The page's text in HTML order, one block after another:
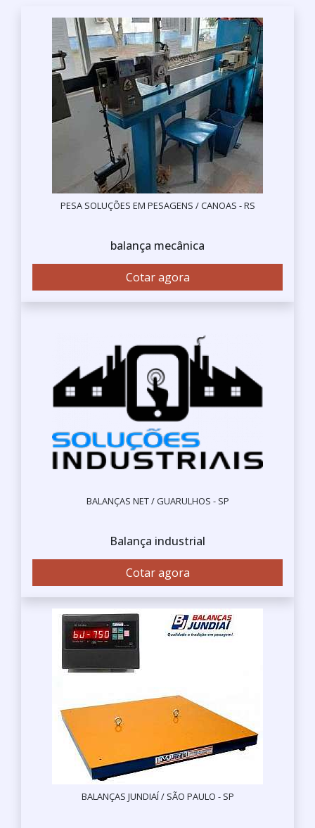
PESA SOLUÇÕES EM PESAGENS / CANOAS - RS
balança mecânica
Cotar agora
BALANÇAS NET / GUARULHOS - SP
Balança industrial
Cotar agora
BALANÇAS JUNDIAÍ / SÃO PAULO - SP